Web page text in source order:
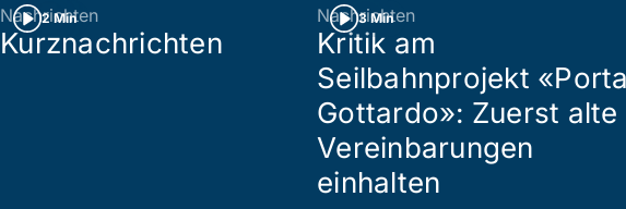
2 Min
Nachrichten
Kurznachrichten
3 Min
Nachrichten
Kritik am
Seilbahnprojekt «Porta
Gottardo»: Zuerst alte
Vereinbarungen
einhalten